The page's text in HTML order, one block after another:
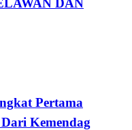
DAN
Pertama
Kemendag